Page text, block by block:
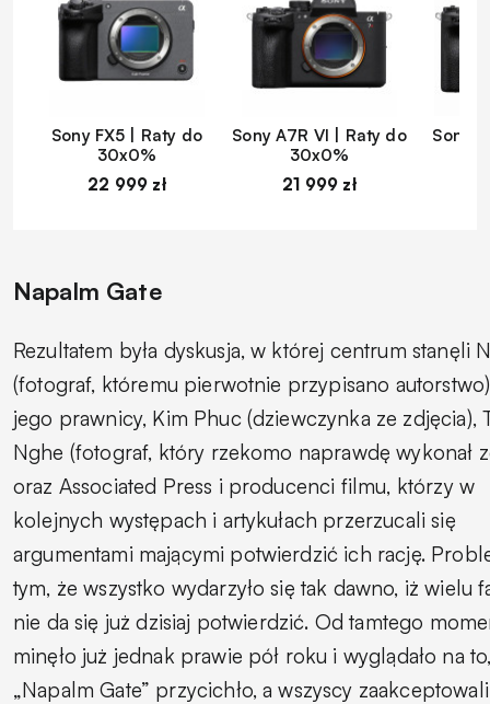
Sony FX5 | Raty do
30x0%
22 999 zł
Sony A7R VI | Raty do
30x0%
21 999 zł
Sony
Napalm Gate
Rezultatem była dyskusja, w której centrum stanęli
(fotograf, któremu pierwotnie przypisano
jego prawnicy, Kim Phuc (dziewczynka ze zdjęcia),
Nghe (fotograf, który rzekomo naprawdę wykonał
oraz Associated Press i producenci filmu, którzy w
kolejnych występach i artykułach przerzucali się
argumentami mającymi potwierdzić ich rację.
tym, że wszystko wydarzyło się tak dawno, iż wielu
nie da się już dzisiaj potwierdzić. Od tamtego
minęło już jednak prawie pół roku i wyglądało na
„Napalm Gate” przycichło, a wszyscy